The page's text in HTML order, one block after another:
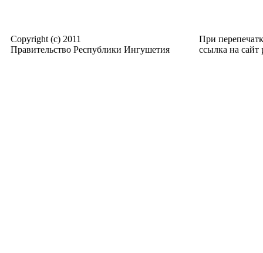
Copyright (c) 2011
Правительство Республики Ингушетия
При
ссылка на сайт